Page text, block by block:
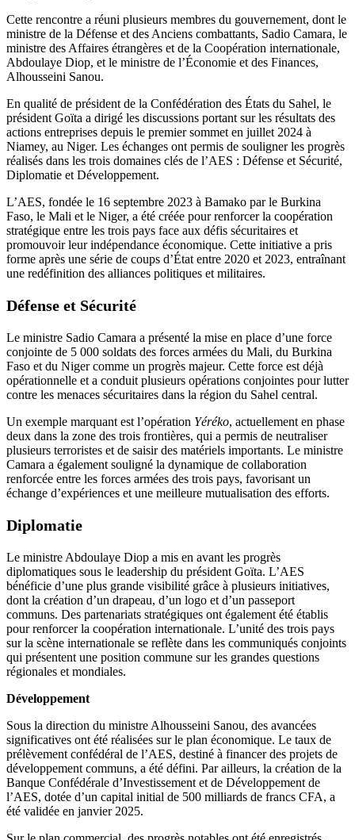
Cette rencontre a réuni plusieurs membres du gouvernement, dont le
ministre de la Défense et des Anciens combattants, Sadio Camara, le
ministre des Affaires étrangères et de la Coopération internationale,
Abdoulaye Diop, et le ministre de l’Économie et des Finances,
Alhousseini Sanou.
En qualité de président de la Confédération des États du Sahel, le
président Goïta a dirigé les discussions portant sur les résultats des
actions entreprises depuis le premier sommet en juillet 2024 à
Niamey, au Niger. Les échanges ont permis de souligner les progrès
réalisés dans les trois domaines clés de l’AES : Défense et Sécurité,
Diplomatie et Développement.
L’AES, fondée le 16 septembre 2023 à Bamako par le Burkina
Faso, le Mali et le Niger, a été créée pour renforcer la coopération
stratégique entre les trois pays face aux défis sécuritaires et
promouvoir leur indépendance économique. Cette initiative a pris
forme après une série de coups d’État entre 2020 et 2023, entraînant
une redéfinition des alliances politiques et militaires.
Défense et Sécurité
Le ministre Sadio Camara a présenté la mise en place d’une force
conjointe de 5 000 soldats des forces armées du Mali, du Burkina
Faso et du Niger comme un progrès majeur. Cette force est déjà
opérationnelle et a conduit plusieurs opérations conjointes pour lutter
contre les menaces sécuritaires dans la région du Sahel central.
Un exemple marquant est l’opération Yéréko, actuellement en phase
deux dans la zone des trois frontières, qui a permis de neutraliser
plusieurs terroristes et de saisir des matériels importants. Le ministre
Camara a également souligné la dynamique de collaboration
renforcée entre les forces armées des trois pays, favorisant un
échange d’expériences et une meilleure mutualisation des efforts.
Diplomatie
Le ministre Abdoulaye Diop a mis en avant les progrès
diplomatiques sous le leadership du président Goïta. L’AES
bénéficie d’une plus grande visibilité grâce à plusieurs initiatives,
dont la création d’un drapeau, d’un logo et d’un passeport
communs. Des partenariats stratégiques ont également été établis
pour renforcer la coopération internationale. L’unité des trois pays
sur la scène internationale se reflète dans les communiqués conjoints
qui présentent une position commune sur les grandes questions
régionales et mondiales.
Développement
Sous la direction du ministre Alhousseini Sanou, des avancées
significatives ont été réalisées sur le plan économique. Le taux de
prélèvement confédéral de l’AES, destiné à financer des projets de
développement communs, a été défini. Par ailleurs, la création de la
Banque Confédérale d’Investissement et de Développement de
l’AES, dotée d’un capital initial de 500 milliards de francs CFA, a
été validée en janvier 2025.